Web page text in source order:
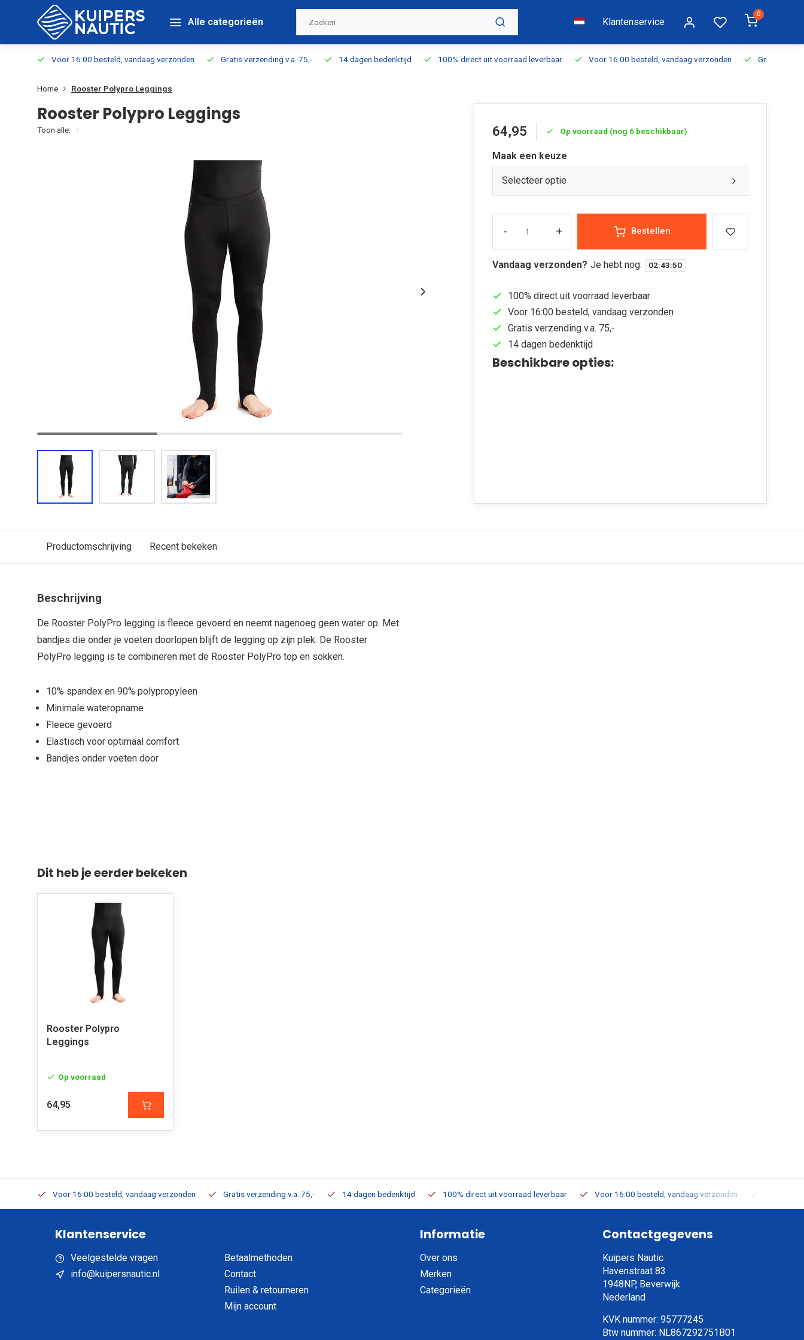
Alle categorieën Klantenservice
0
Voor 16:00 besteld, vandaag verzonden Gratis verzending v.a. 75,- 14 dagen bedenktijd 100% direct uit voorraad leverbaar Voor 16:00 besteld, vandaag verzonden Gratis
Home Rooster Polypro Leggings
Rooster Polypro Leggings
Toon alle: 64,95 Op voorraad (nog 6 beschikbaar)
Maak een keuze
Selecteer optie
- + Bestellen
Vandaag verzonden? Je hebt nog: 02:43:50
100% direct uit voorraad leverbaar
Voor 16:00 besteld, vandaag verzonden
Gratis verzending v.a. 75,-
14 dagen bedenktijd
Beschikbare opties:
Productomschrijving Recent bekeken
Beschrijving
De Rooster PolyPro legging is fleece gevoerd en neemt nagenoeg geen water op. Met
bandjes die onder je voeten doorlopen blijft de legging op zijn plek. De Rooster
PolyPro legging is te combineren met de Rooster PolyPro top en sokken.
10% spandex en 90% polypropyleen
Minimale wateropname
Fleece gevoerd
Elastisch voor optimaal comfort
Bandjes onder voeten door
Dit heb je eerder bekeken
Rooster Polypro
Leggings
Op voorraad
64,95
Voor 16:00 besteld, vandaag verzonden Gratis verzending v.a. 75,- 14 dagen bedenktijd 100% direct uit voorraad leverbaar Voor 16:00 besteld, vandaag verzonden
Klantenservice
Veelgestelde vragen
info@kuipersnautic.nl
Betaalmethoden
Contact
Ruilen & retourneren
Mijn account
Informatie
Over ons
Merken
Categorieën
Contactgegevens
Kuipers Nautic
Havenstraat 83
1948NP, Beverwijk
Nederland
KVK nummer: 95777245
Btw nummer: NL867292751B01